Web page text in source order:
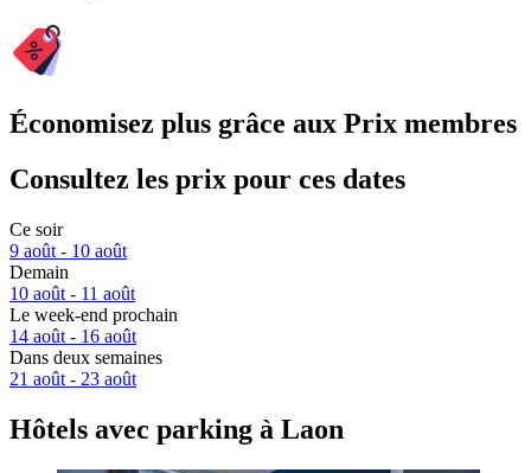
Économisez plus grâce aux Prix membres
Consultez les prix pour ces dates
Ce soir
9 août - 10 août
Demain
10 août - 11 août
Le week-end prochain
14 août - 16 août
Dans deux semaines
21 août - 23 août
Hôtels avec parking à Laon